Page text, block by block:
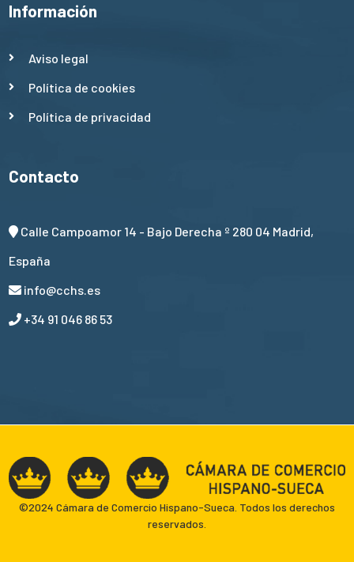
Información
Aviso legal
Política de cookies
Política de privacidad
Contacto
Calle Campoamor 14 - Bajo Derecha º 280 04 Madrid,
España
info@cchs.es
+34 91 046 86 53
©2024 Cámara de Comercio Hispano-Sueca. Todos los derechos
reservados.